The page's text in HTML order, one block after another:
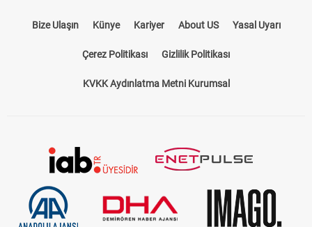
Bize Ulaşın Künye Kariyer About US Yasal Uyarı
Çerez Politikası Gizlilik Politikası
KVKK Aydınlatma Metni Kurumsal